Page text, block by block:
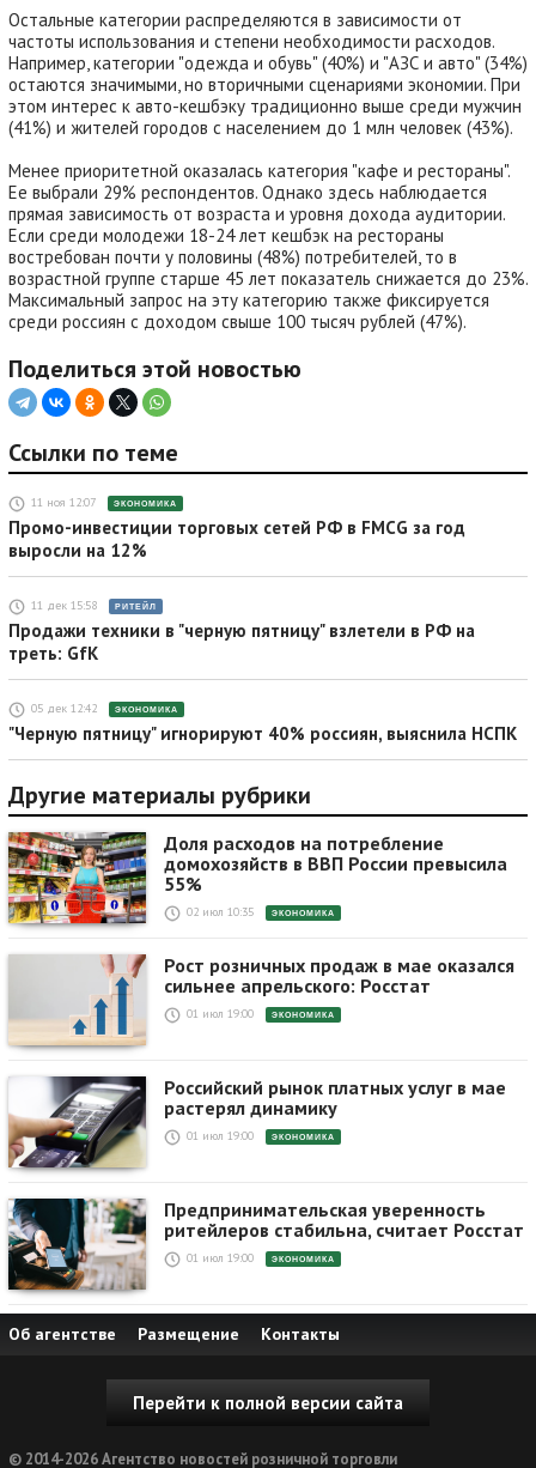
Остальные категории распределяются в зависимости от
частоты использования и степени необходимости расходов.
Например, категории "одежда и обувь" (40%) и "АЗС и авто" (34%)
остаются значимыми, но вторичными сценариями экономии. При
этом интерес к авто-кешбэку традиционно выше среди мужчин
(41%) и жителей городов с населением до 1 млн человек (43%).
Менее приоритетной оказалась категория "кафе и рестораны".
Ее выбрали 29% респондентов. Однако здесь наблюдается
прямая зависимость от возраста и уровня дохода аудитории.
Если среди молодежи 18-24 лет кешбэк на рестораны
востребован почти у половины (48%) потребителей, то в
возрастной группе старше 45 лет показатель снижается до 23%.
Максимальный запрос на эту категорию также фиксируется
среди россиян с доходом свыше 100 тысяч рублей (47%).
Поделиться этой новостью
Ссылки по теме
11 ноя 12:07 ЭКОНОМИКА
Промо-инвестиции торговых сетей РФ в FMCG за год
выросли на 12%
11 дек 15:58 РИТЕЙЛ
Продажи техники в "черную пятницу" взлетели в РФ на
треть: GfK
05 дек 12:42 ЭКОНОМИКА
"Черную пятницу" игнорируют 40% россиян, выяснила НСПК
Другие материалы рубрики
Доля расходов на потребление
домохозяйств в ВВП России превысила
55%
02 июл 10:35 ЭКОНОМИКА
Рост розничных продаж в мае оказался
сильнее апрельского: Росстат
01 июл 19:00 ЭКОНОМИКА
Российский рынок платных услуг в мае
растерял динамику
01 июл 19:00 ЭКОНОМИКА
Предпринимательская уверенность
ритейлеров стабильна, считает Росстат
01 июл 19:00 ЭКОНОМИКА
Об агентстве Размещение Контакты
Перейти к полной версии сайта
© 2014-2026 Агентство новостей розничной торговли